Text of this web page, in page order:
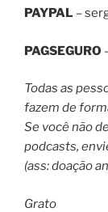
PAYPAL –
PAGSEGURO
Todas as
fazem de
Se você não
podcasts,
(ass: doação
Grato